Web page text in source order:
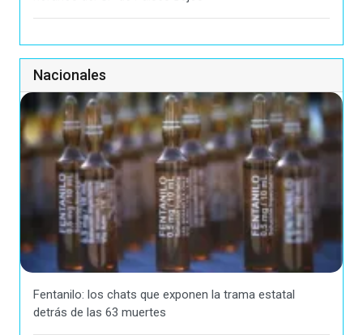
Nacionales
Fentanilo: los chats que exponen la trama estatal
detrás de las 63 muertes